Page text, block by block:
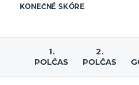
KONEČNÉ SKÓRE
1.
POLČAS
2.
POLČAS